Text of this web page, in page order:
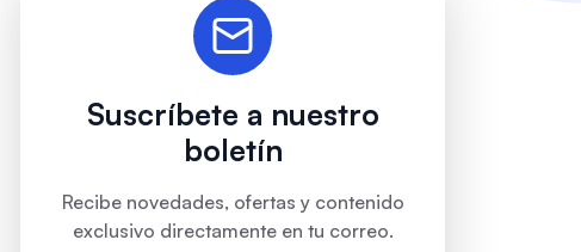
Suscríbete a nuestro
boletín
Recibe novedades, ofertas y contenido
exclusivo directamente en tu correo.